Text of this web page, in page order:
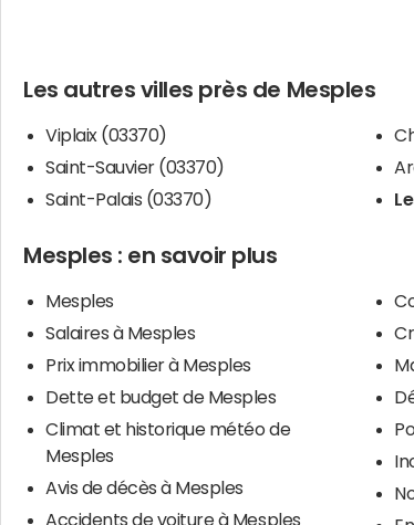
Les autres villes près de Mesples
Viplaix (03370)
Saint-Sauvier (03370)
Saint-Palais (03370)
Mesples : en savoir plus
Mesples
Salaires à Mesples
Prix immobilier à Mesples
Dette et budget de Mesples
Climat et historique météo de
Mesples
Avis de décès à Mesples
Accidents de voiture à Mesples